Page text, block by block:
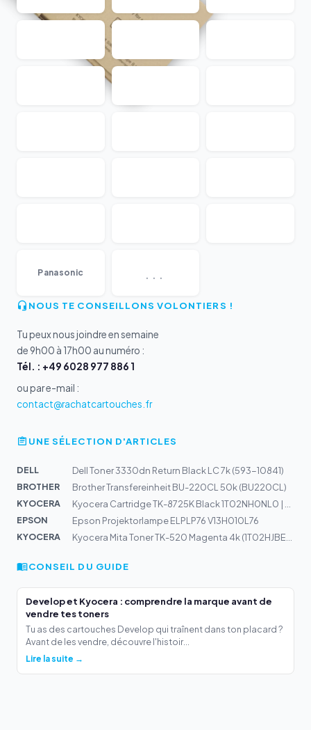
Panasonic ...
NOUS TE CONSEILLONS VOLONTIERS !
Tu peux nous joindre en semaine
de 9h00 à 17h00 au numéro :
Tél. : +49 6028 977 886 1
ou par e-mail :
contact@rachatcartouches.fr
UNE SÉLECTION D'ARTICLES
DELL
Dell Toner 3330dn Return Black LC 7k (593-10841)
BROTHER
Brother Transfereinheit BU-220CL 50k (BU220CL)
KYOCERA
EPSON
Epson Projektorlampe ELPLP76 V13H010L76
KYOCERA
CONSEIL DU GUIDE
Develop et Kyocera : comprendre la marque avant de
vendre tes toners
Tu as des cartouches Develop qui traînent dans ton placard ?
Avant de les vendre, découvre l'histoir...
Lire la suite →